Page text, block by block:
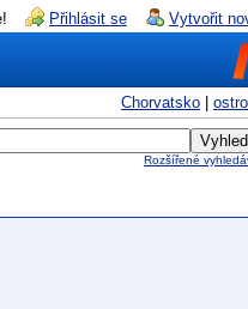
Přihlásit se Vytvořit
Chorvatsko
Rozšířené